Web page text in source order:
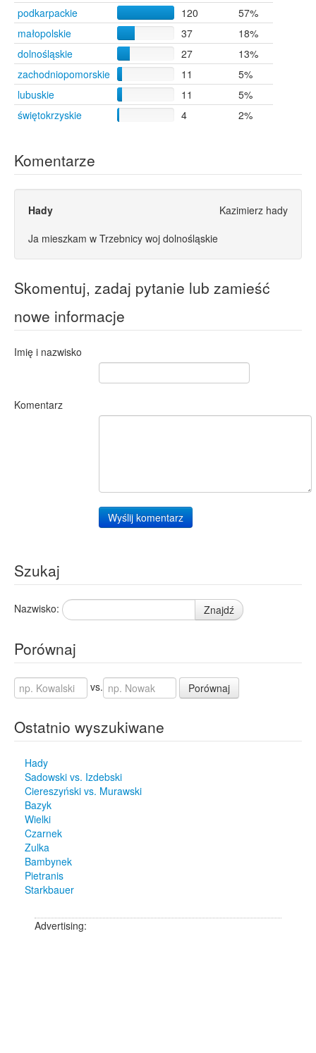
podkarpackie
120
57%
małopolskie
37
18%
dolnośląskie
27
13%
zachodniopomorskie
11
5%
lubuskie
11
5%
świętokrzyskie
4 2%
Komentarze
Hady
Kazimierz hady
Ja mieszkam w Trzebnicy woj dolnośląskie
Skomentuj, zadaj pytanie lub zamieść
nowe informacje
Imię i nazwisko
Komentarz
Wyślij komentarz
Szukaj
Nazwisko: Znajdź
Porównaj
vs. Porównaj
Ostatnio wyszukiwane
Hady
Sadowski vs. Izdebski
Ciereszyński vs. Murawski
Bazyk
Wielki
Czarnek
Zulka
Bambynek
Pietranis
Starkbauer
Advertising: